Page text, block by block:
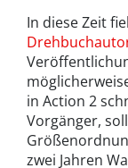
In diese Zeit
in Action 2
Vorgänger,
zwei Jahren